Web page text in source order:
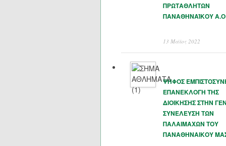
ΠΡΩΤΑΘΛΗΤΩΝ
ΠΑΝΑΘΗΝΑΊΚΟΥ Α.Ο
13 Μάϊος 2022
ΨΗΦΟΣ
ΕΠΑΝΕΚΛΟΓΗ ΤΗΣ
ΔΙΟΙΚΗΣΗΣ ΣΤΗΝ
ΣΥΝΕΛΕΥΣΗ ΤΩΝ
ΠΑΛΑΙΜΑΧΩΝ ΤΟΥ
ΠΑΝΑΘΗΝΑΙΚΟΥ